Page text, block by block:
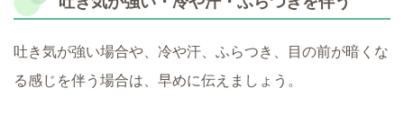
吐き気が強い場合や、冷や汗、ふらつき、目の前が暗くな
る感じを伴う場合は、早めに伝えましょう。